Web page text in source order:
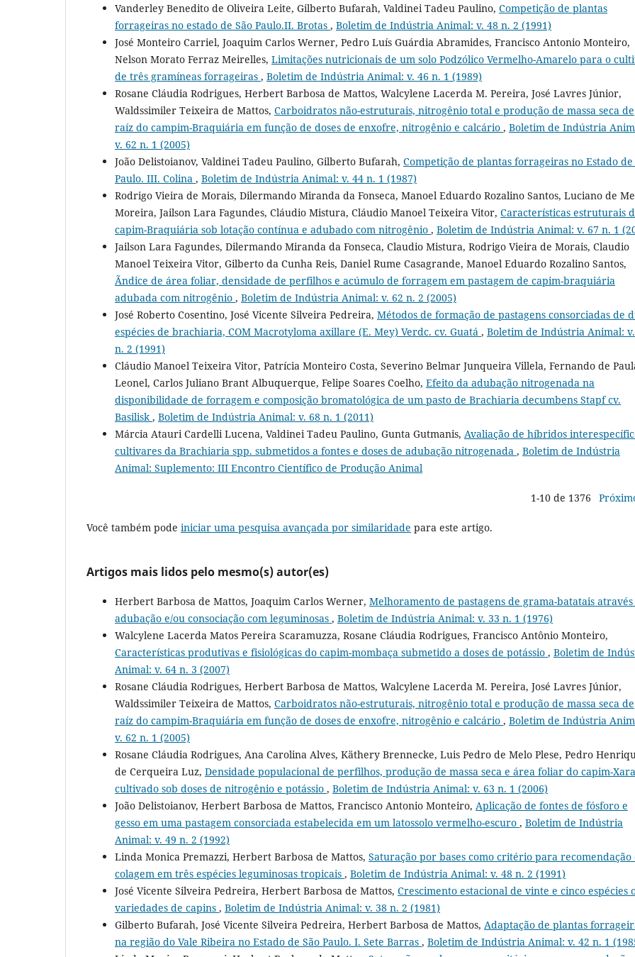
Vanderley Benedito de Oliveira Leite, Gilberto Bufarah, Valdinei Tadeu Paulino, Competição de plantas
forrageiras no estado de São Paulo.II. Brotas , Boletim de Indústria Animal: v. 48 n. 2 (1991)
José Monteiro Carriel, Joaquim Carlos Werner, Pedro Luís Guárdia Abramides, Francisco Antonio Monteiro,
Nelson Morato Ferraz Meirelles, Limitações nutricionais de um solo Podzólico Vermelho-Amarelo para o
de três gramíneas forrageiras , Boletim de Indústria Animal: v. 46 n. 1 (1989)
Rosane Cláudia Rodrigues, Herbert Barbosa de Mattos, Walcylene Lacerda M. Pereira, José Lavres Júnior,
Waldssimiler Teixeira de Mattos, Carboidratos não-estruturais, nitrogênio total e produção de massa seca de
raíz do campim-Braquiária em função de doses de enxofre, nitrogênio e calcário , Boletim de Indústria
v. 62 n. 1 (2005)
João Delistoianov, Valdinei Tadeu Paulino, Gilberto Bufarah, Competição de plantas forrageiras no Estado de
Paulo. III. Colina , Boletim de Indústria Animal: v. 44 n. 1 (1987)
Rodrigo Vieira de Morais, Dilermando Miranda da Fonseca, Manoel Eduardo Rozalino Santos, Luciano de
Moreira, Jailson Lara Fagundes, Cláudio Mistura, Cláudio Manoel Teixeira Vitor, Características estruturais
capim-Braquiária sob lotação contínua e adubado com nitrogênio , Boletim de Indústria Animal: v. 67 n. 1
Jailson Lara Fagundes, Dilermando Miranda da Fonseca, Claudio Mistura, Rodrigo Vieira de Morais, Claudio
Manoel Teixeira Vitor, Gilberto da Cunha Reis, Daniel Rume Casagrande, Manoel Eduardo Rozalino Santos,
Ãndice de área foliar, densidade de perfilhos e acúmulo de forragem em pastagem de capim-braquiária
adubada com nitrogênio , Boletim de Indústria Animal: v. 62 n. 2 (2005)
José Roberto Cosentino, José Vicente Silveira Pedreira, Métodos de formação de pastagens consorciadas de
espécies de brachiaria, COM Macrotyloma axillare (E. Mey) Verdc. cv. Guatá , Boletim de Indústria Animal:
n. 2 (1991)
Cláudio Manoel Teixeira Vitor, Patrícia Monteiro Costa, Severino Belmar Junqueira Villela, Fernando de
Leonel, Carlos Juliano Brant Albuquerque, Felipe Soares Coelho, Efeito da adubação nitrogenada na
disponibilidade de forragem e composição bromatológica de um pasto de Brachiaria decumbens Stapf cv.
Basilisk , Boletim de Indústria Animal: v. 68 n. 1 (2011)
Márcia Atauri Cardelli Lucena, Valdinei Tadeu Paulino, Gunta Gutmanis, Avaliação de híbridos
cultivares da Brachiaria spp. submetidos a fontes e doses de adubação nitrogenada , Boletim de Indústria
Animal: Suplemento: III Encontro Científico de Produção Animal
1-10 de 1376
Você também pode iniciar uma pesquisa avançada por similaridade para este artigo.
Artigos mais lidos pelo mesmo(s) autor(es)
Herbert Barbosa de Mattos, Joaquim Carlos Werner, Melhoramento de pastagens de grama-batatais através
adubação e/ou consociação com leguminosas , Boletim de Indústria Animal: v. 33 n. 1 (1976)
Walcylene Lacerda Matos Pereira Scaramuzza, Rosane Cláudia Rodrigues, Francisco Antônio Monteiro,
Características produtivas e fisiológicas do capim-mombaça submetido a doses de potássio , Boletim de
Animal: v. 64 n. 3 (2007)
Rosane Cláudia Rodrigues, Herbert Barbosa de Mattos, Walcylene Lacerda M. Pereira, José Lavres Júnior,
Waldssimiler Teixeira de Mattos, Carboidratos não-estruturais, nitrogênio total e produção de massa seca de
raíz do campim-Braquiária em função de doses de enxofre, nitrogênio e calcário , Boletim de Indústria
v. 62 n. 1 (2005)
Rosane Cláudia Rodrigues, Ana Carolina Alves, Käthery Brennecke, Luis Pedro de Melo Plese, Pedro
de Cerqueira Luz, Densidade populacional de perfilhos, produção de massa seca e área foliar do capim-
cultivado sob doses de nitrogênio e potássio , Boletim de Indústria Animal: v. 63 n. 1 (2006)
João Delistoianov, Herbert Barbosa de Mattos, Francisco Antonio Monteiro, Aplicação de fontes de fósforo e
gesso em uma pastagem consorciada estabelecida em um latossolo vermelho-escuro , Boletim de Indústria
Animal: v. 49 n. 2 (1992)
Linda Monica Premazzi, Herbert Barbosa de Mattos, Saturação por bases como critério para recomendação
colagem em três espécies leguminosas tropicais , Boletim de Indústria Animal: v. 48 n. 2 (1991)
José Vicente Silveira Pedreira, Herbert Barbosa de Mattos, Crescimento estacional de vinte e cinco espécies
variedades de capins , Boletim de Indústria Animal: v. 38 n. 2 (1981)
Gilberto Bufarah, José Vicente Silveira Pedreira, Herbert Barbosa de Mattos, Adaptação de plantas
na região do Vale Ribeira no Estado de São Paulo. I. Sete Barras , Boletim de Indústria Animal: v. 42 n. 1